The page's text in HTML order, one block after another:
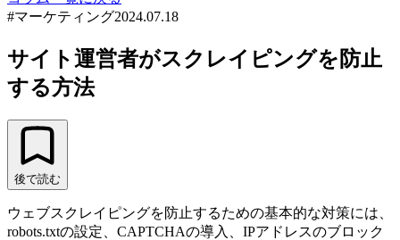
#マーケティング2024.07.18
サイト運営者がスクレイピングを防止
する方法
後で読む
ウェブスクレイピングを防止するための基本的な対策には、
robots.txtの設定、CAPTCHAの導入、IPアドレスのブロック